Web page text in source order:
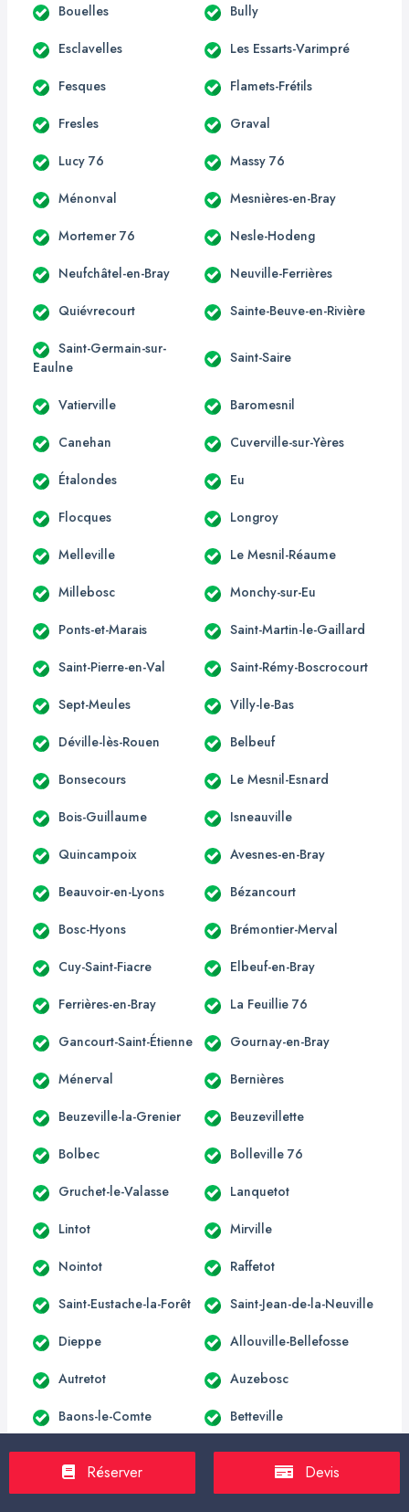
Bouelles Bully
Esclavelles Les Essarts-Varimpré
Fesques Flamets-Frétils
Fresles Graval
Lucy 76 Massy 76
Ménonval Mesnières-en-Bray
Mortemer 76 Nesle-Hodeng
Neufchâtel-en-Bray Neuville-Ferrières
Quiévrecourt Sainte-Beuve-en-Rivière
Saint-Germain-sur-
Eaulne
Saint-Saire
Vatierville Baromesnil
Canehan Cuverville-sur-Yères
Étalondes Eu
Flocques Longroy
Melleville Le Mesnil-Réaume
Millebosc Monchy-sur-Eu
Ponts-et-Marais Saint-Martin-le-Gaillard
Saint-Pierre-en-Val Saint-Rémy-Boscrocourt
Sept-Meules Villy-le-Bas
Déville-lès-Rouen Belbeuf
Bonsecours Le Mesnil-Esnard
Bois-Guillaume Isneauville
Quincampoix Avesnes-en-Bray
Beauvoir-en-Lyons Bézancourt
Bosc-Hyons Brémontier-Merval
Cuy-Saint-Fiacre Elbeuf-en-Bray
Ferrières-en-Bray La Feuillie 76
Gancourt-Saint-Étienne Gournay-en-Bray
Ménerval Bernières
Beuzeville-la-Grenier Beuzevillette
Bolbec Bolleville 76
Gruchet-le-Valasse Lanquetot
Lintot Mirville
Nointot Raffetot
Saint-Eustache-la-Forêt Saint-Jean-de-la-Neuville
Dieppe Allouville-Bellefosse
Autretot Auzebosc
Baons-le-Comte Betteville
Blacqueville Bois-Himont
Carville-la-Folletière Croix-Mare
Réserver Devis